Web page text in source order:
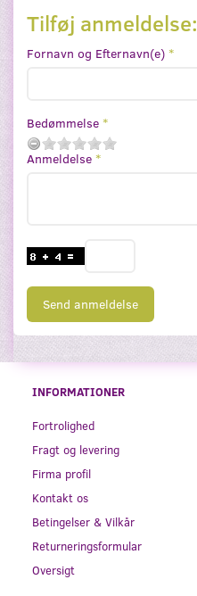
Tilføj anmeldelse:
Fornavn og Efternavn(e)
Bedømmelse
Anmeldelse
Send anmeldelse
INFORMATIONER
Fortrolighed
Fragt og levering
Firma profil
Kontakt os
Betingelser & Vilkår
Returneringsformular
Oversigt